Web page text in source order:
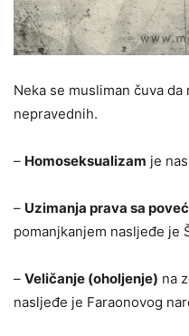
Neka se musliman čuva
nepravednih.
– Homoseksualizam je
– Uzimanja prava sa
pomanjkanjem nasljeđe je
– Veličanje (oholjenje) na
nasljeđe je Faraonovog